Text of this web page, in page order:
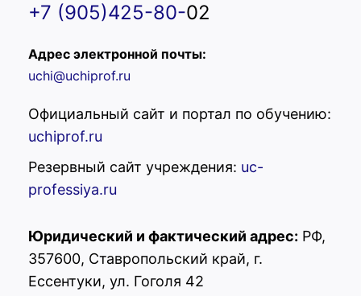
+7 (905)425-80-02
Адрес электронной почты:
uchi@uchiprof.ru
Официальный сайт и портал по обучению:
uchiprof.ru
Резервный сайт учреждения: uc-
professiya.ru
Юридический и фактический адрес: РФ,
357600, Ставропольский край, г.
Ессентуки, ул. Гоголя 42